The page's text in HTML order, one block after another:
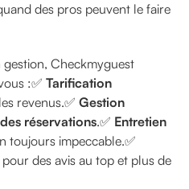
des pros peuvent le faire
Checkmyguest
:✅ Tarification
revenus.✅ Gestion
réservations.✅ Entretien
toujours impeccable.✅
pour des avis au top et plus de